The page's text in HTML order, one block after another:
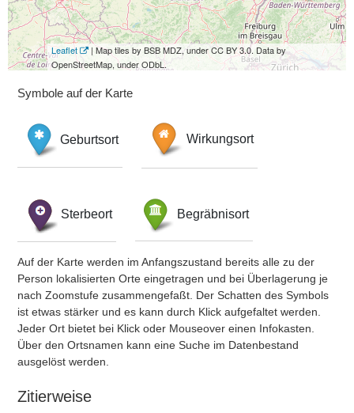
Leaflet
| Map tiles by BSB MDZ, under CC BY 3.0. Data by
OpenStreetMap, under ODbL.
Symbole auf der Karte
Geburtsort Wirkungsort
Sterbeort Begräbnisort
Auf der Karte werden im Anfangszustand bereits alle zu der
Person lokalisierten Orte eingetragen und bei Überlagerung je
nach Zoomstufe zusammengefaßt. Der Schatten des Symbols
ist etwas stärker und es kann durch Klick aufgefaltet werden.
Jeder Ort bietet bei Klick oder Mouseover einen Infokasten.
Über den Ortsnamen kann eine Suche im Datenbestand
ausgelöst werden.
Zitierweise